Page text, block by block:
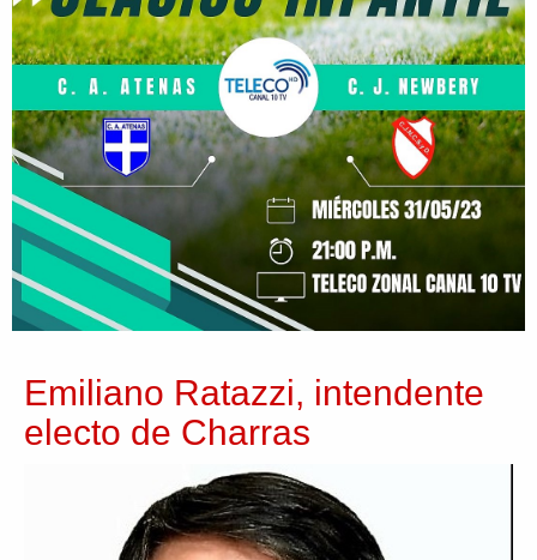
Emiliano Ratazzi, intendente
electo de Charras